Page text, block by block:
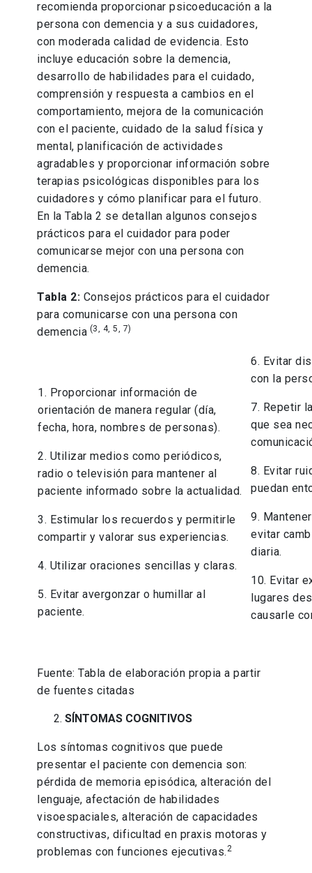
recomienda proporcionar psicoeducación a la
persona con demencia y a sus cuidadores,
con moderada calidad de evidencia. Esto
incluye educación sobre la demencia,
desarrollo de habilidades para el cuidado,
comprensión y respuesta a cambios en el
comportamiento, mejora de la comunicación
con el paciente, cuidado de la salud física y
mental, planificación de actividades
agradables y proporcionar información sobre
terapias psicológicas disponibles para los
cuidadores y cómo planificar para el futuro.
En la Tabla 2 se detallan algunos consejos
prácticos para el cuidador para poder
comunicarse mejor con una persona con
demencia.
Tabla 2: Consejos prácticos para el cuidador
para comunicarse con una persona con
demencia (3, 4, 5, 7)
1. Proporcionar información de
orientación de manera regular (día,
fecha, hora, nombres de personas).
2. Utilizar medios como periódicos,
radio o televisión para mantener al
paciente informado sobre la actualidad.
3. Estimular los recuerdos y permitirle
compartir y valorar sus experiencias.
4. Utilizar oraciones sencillas y claras.
5. Evitar avergonzar o humillar al
paciente.
6. Evitar
con la
7. Repetir
que sea
8. Evitar
puedan
9.
evitar
diaria.
10. Evitar
lugares
causarle
Fuente: Tabla de elaboración propia a partir
de fuentes citadas
SÍNTOMAS COGNITIVOS
Los síntomas cognitivos que puede
presentar el paciente con demencia son:
pérdida de memoria episódica, alteración del
lenguaje, afectación de habilidades
visoespaciales, alteración de capacidades
constructivas, dificultad en praxis motoras y
problemas con funciones ejecutivas.2